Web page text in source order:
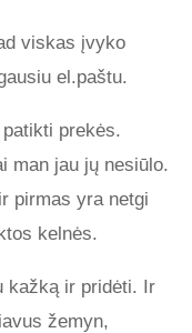
viskas įvyko
el.paštu.
prekės.
man jau jų nesiūlo.
pirmas yra netgi
kelnės.
kažką ir pridėti. Ir
žemyn,